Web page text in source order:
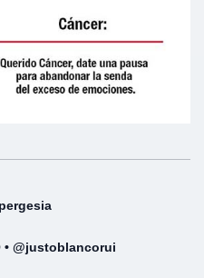
• @justoblancorui